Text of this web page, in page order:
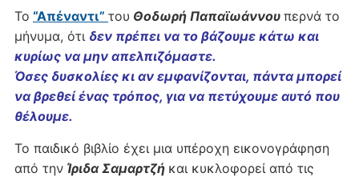
Το “Απέναντι” του Θοδωρή Παπαϊωάννου περνά το
μήνυμα, ότι δεν πρέπει να το βάζουμε κάτω και
κυρίως να μην απελπιζόμαστε.
Όσες δυσκολίες κι αν εμφανίζονται, πάντα μπορεί
να βρεθεί ένας τρόπος, για να πετύχουμε αυτό που
θέλουμε.
Το παιδικό βιβλίο έχει μια υπέροχη εικονογράφηση
από τηνΊριδα Σαμαρτζή και κυκλοφορεί από τις